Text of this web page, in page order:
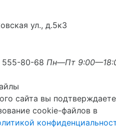
ул., д.5к3
555-80-68 Пн—Пт
сайта вы подтверждаете
cookie-файлов в